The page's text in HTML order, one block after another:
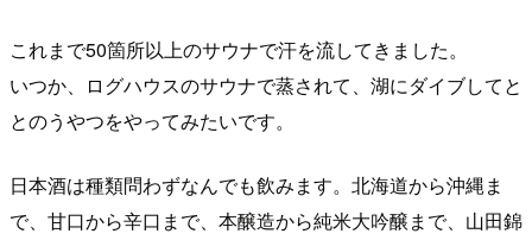
これまで50箇所以上のサウナで汗を流してきました。
いつか、ログハウスのサウナで蒸されて、湖にダイブしてと
とのうやつをやってみたいです。
日本酒は種類問わずなんでも飲みます。北海道から沖縄ま
で、甘口から辛口まで、本醸造から純米大吟醸まで、山田錦